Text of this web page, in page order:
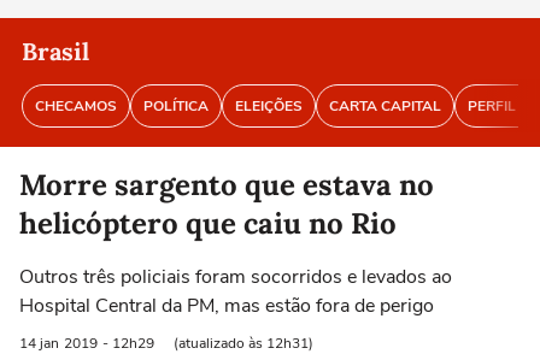
Brasil
CHECAMOS POLÍTICA ELEIÇÕES CARTA CAPITAL PERFIL
Morre sargento que estava no
helicóptero que caiu no Rio
Outros três policiais foram socorridos e levados ao
Hospital Central da PM, mas estão fora de perigo
14 jan 2019 - 12h29 (atualizado às 12h31)